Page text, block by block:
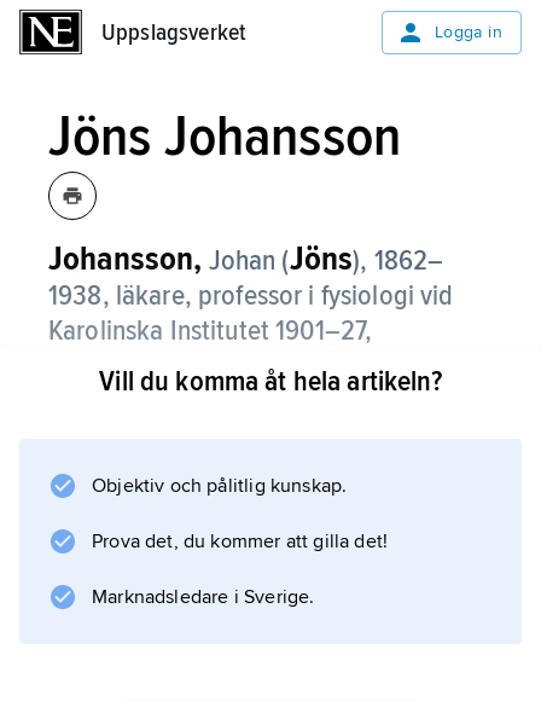
Uppslagsverket Logga in
Jöns Johansson
Johansson, Johan (Jöns), 1862–
1938, läkare, professor i fysiologi vid
Karolinska Institutet 1901–27,
ordförande i Nobelkommittén där 1918–
Alfred Nobel
experimentell medicin. Han bedrev en
internationellt uppskattad forskning inom
muskelfysiologin.
Vill du komma åt hela artikeln?
Objektiv och pålitlig kunskap.
Prova det, du kommer att gilla det!
Marknadsledare i Sverige.